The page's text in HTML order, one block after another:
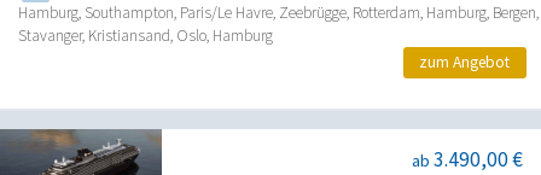
Hamburg, Southampton, Paris/Le Havre, Zeebrügge, Rotterdam, Hamburg, Bergen,
Stavanger, Kristiansand, Oslo, Hamburg
zum Angebot
ab 3.490,00 €